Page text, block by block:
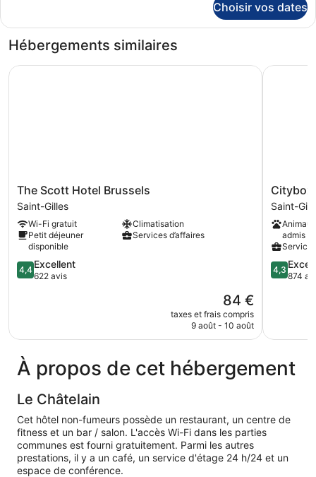
le
de
Chambre
Choisir vos dates
Hébergements similaires
The
Scott
Hotel
Brussels
Saint-
Gilles
The Scott Hotel Brussels
Saint-Gilles
Wi-Fi gratuit
Climatisation
Petit déjeuner
disponible
Services d’affaires
4.4
sur
4,4 Excellent
622 avis
Le
nouveau
prix
84 €
taxes et frais compris
9 août - 10 août
The Scott Hotel Brussels
Citybox
Brussels
Centre
Louise
Saint-
Gilles
Citybox
Saint-
admis
4.3
sur
4,3
874
Citybox
À propos de cet hébergement
Le Châtelain
Cet hôtel non-fumeurs possède un restaurant, un centre de
fitness et un bar / salon. L'accès Wi-Fi dans les parties
communes est fourni gratuitement. Parmi les autres
prestations, il y a un café, un service d'étage 24 h/24 et un
espace de conférence.